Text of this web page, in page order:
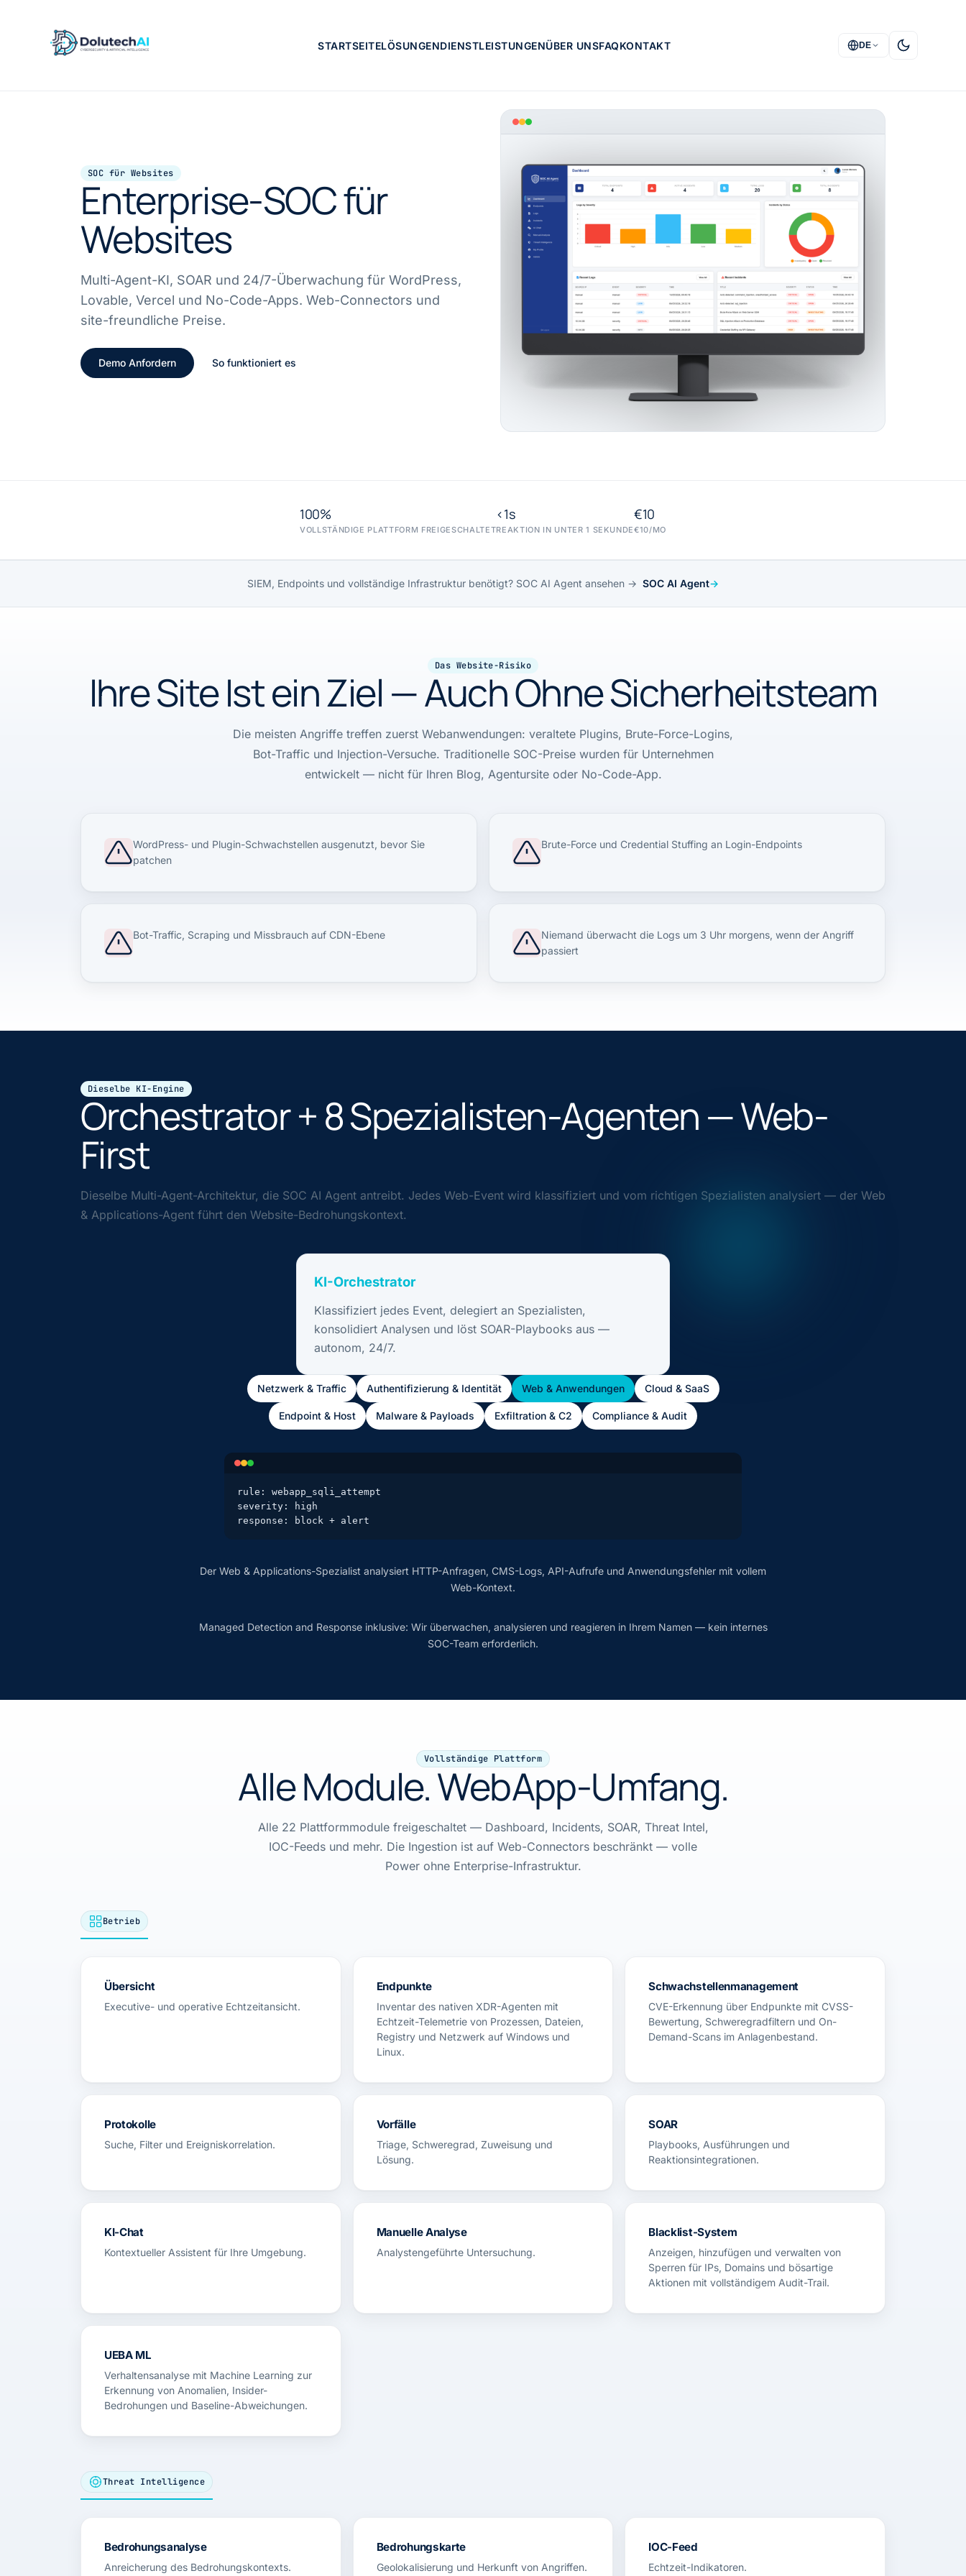
STARTSEITELÖSUNGENDIENSTLEISTUNGENÜBER UNSFAQKONTAKT DE
SOC für Websites
Enterprise-SOC für
Websites
Multi-Agent-KI, SOAR und 24/7-Überwachung für WordPress,
Lovable, Vercel und No-Code-Apps. Web-Connectors und
site-freundliche Preise.
Demo Anfordern So funktioniert es
100%
VOLLSTÄNDIGE PLATTFORM FREIGESCHALTET
<1s
REAKTION IN UNTER 1 SEKUNDE
€10
€10/MO
SIEM, Endpoints und vollständige Infrastruktur benötigt? SOC AI Agent ansehen → SOC AI Agent
Das Website-Risiko
Ihre Site Ist ein Ziel — Auch Ohne Sicherheitsteam
Die meisten Angriffe treffen zuerst Webanwendungen: veraltete Plugins, Brute-Force-Logins,
Bot-Traffic und Injection-Versuche. Traditionelle SOC-Preise wurden für Unternehmen
entwickelt — nicht für Ihren Blog, Agentursite oder No-Code-App.
WordPress- und Plugin-Schwachstellen ausgenutzt, bevor Sie
patchen
Brute-Force und Credential Stuffing an Login-Endpoints
Bot-Traffic, Scraping und Missbrauch auf CDN-Ebene
Niemand überwacht die Logs um 3 Uhr morgens, wenn der Angriff
passiert
Dieselbe KI-Engine
Orchestrator + 8 Spezialisten-Agenten — Web-
First
Dieselbe Multi-Agent-Architektur, die SOC AI Agent antreibt. Jedes Web-Event wird klassifiziert und vom richtigen Spezialisten analysiert — der Web
& Applications-Agent führt den Website-Bedrohungskontext.
KI-Orchestrator
Klassifiziert jedes Event, delegiert an Spezialisten,
konsolidiert Analysen und löst SOAR-Playbooks aus —
autonom, 24/7.
Netzwerk & Traffic Authentifizierung & Identität Web & Anwendungen Cloud & SaaS
Endpoint & Host Malware & Payloads Exfiltration & C2 Compliance & Audit
rule: webapp_sqli_attempt
severity: high
response: block + alert
Der Web & Applications-Spezialist analysiert HTTP-Anfragen, CMS-Logs, API-Aufrufe und Anwendungsfehler mit vollem
Web-Kontext.
Managed Detection and Response inklusive: Wir überwachen, analysieren und reagieren in Ihrem Namen — kein internes
SOC-Team erforderlich.
Vollständige Plattform
Alle Module. WebApp-Umfang.
Alle 22 Plattformmodule freigeschaltet — Dashboard, Incidents, SOAR, Threat Intel,
IOC-Feeds und mehr. Die Ingestion ist auf Web-Connectors beschränkt — volle
Power ohne Enterprise-Infrastruktur.
Betrieb
Übersicht
Executive- und operative Echtzeitansicht.
Endpunkte
Inventar des nativen XDR-Agenten mit
Echtzeit-Telemetrie von Prozessen, Dateien,
Registry und Netzwerk auf Windows und
Linux.
Schwachstellenmanagement
CVE-Erkennung über Endpunkte mit CVSS-
Bewertung, Schweregradfiltern und On-
Demand-Scans im Anlagenbestand.
Protokolle
Suche, Filter und Ereigniskorrelation.
Vorfälle
Triage, Schweregrad, Zuweisung und
Lösung.
SOAR
Playbooks, Ausführungen und
Reaktionsintegrationen.
KI-Chat
Kontextueller Assistent für Ihre Umgebung.
Manuelle Analyse
Analystengeführte Untersuchung.
Blacklist-System
Anzeigen, hinzufügen und verwalten von
Sperren für IPs, Domains und bösartige
Aktionen mit vollständigem Audit-Trail.
UEBA ML
Verhaltensanalyse mit Machine Learning zur
Erkennung von Anomalien, Insider-
Bedrohungen und Baseline-Abweichungen.
Threat Intelligence
Bedrohungsanalyse
Anreicherung des Bedrohungskontexts.
Bedrohungskarte
Geolokalisierung und Herkunft von Angriffen.
IOC-Feed
Echtzeit-Indikatoren.